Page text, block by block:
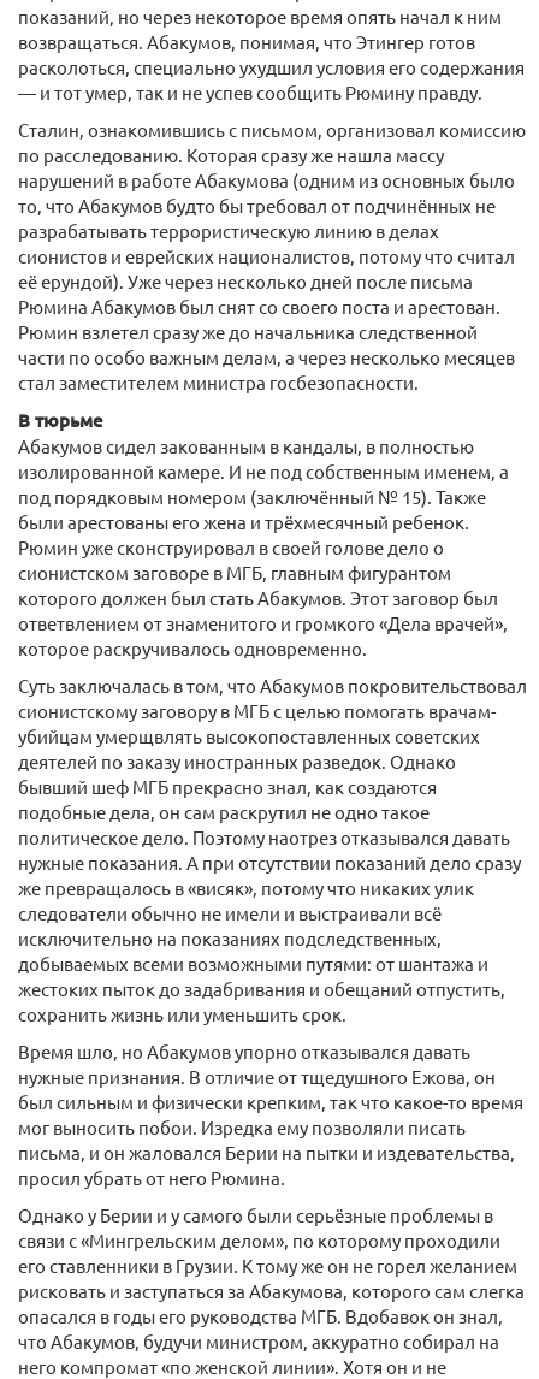
показаний, но через некоторое время опять начал к ним
возвращаться. Абакумов, понимая, что Этингер готов
расколоться, специально ухудшил условия его содержания
— и тот умер, так и не успев сообщить Рюмину правду.
Сталин, ознакомившись с письмом, организовал комиссию
по расследованию. Которая сразу же нашла массу
нарушений в работе Абакумова (одним из основных было
то, что Абакумов будто бы требовал от подчинённых не
разрабатывать террористическую линию в делах
сионистов и еврейских националистов, потому что считал
её ерундой). Уже через несколько дней после письма
Рюмина Абакумов был снят со своего поста и арестован.
Рюмин взлетел сразу же до начальника следственной
части по особо важным делам, а через несколько месяцев
стал заместителем министра госбезопасности.
В тюрьме
Абакумов сидел закованным в кандалы, в полностью
изолированной камере. И не под собственным именем, а
под порядковым номером (заключённый № 15). Также
были арестованы его жена и трёхмесячный ребенок.
Рюмин уже сконструировал в своей голове дело о
сионистском заговоре в МГБ, главным фигурантом
которого должен был стать Абакумов. Этот заговор был
ответвлением от знаменитого и громкого «Дела врачей»,
которое раскручивалось одновременно.
Суть заключалась в том, что Абакумов покровительствовал
сионистскому заговору в МГБ с целью помогать врачам-
убийцам умерщвлять высокопоставленных советских
деятелей по заказу иностранных разведок. Однако
бывший шеф МГБ прекрасно знал, как создаются
подобные дела, он сам раскрутил не одно такое
политическое дело. Поэтому наотрез отказывался давать
нужные показания. А при отсутствии показаний дело сразу
же превращалось в «висяк», потому что никаких улик
следователи обычно не имели и выстраивали всё
исключительно на показаниях подследственных,
добываемых всеми возможными путями: от шантажа и
жестоких пыток до задабривания и обещаний отпустить,
сохранить жизнь или уменьшить срок.
Время шло, но Абакумов упорно отказывался давать
нужные признания. В отличие от тщедушного Ежова, он
был сильным и физически крепким, так что какое-то время
мог выносить побои. Изредка ему позволяли писать
письма, и он жаловался Берии на пытки и издевательства,
просил убрать от него Рюмина.
Однако у Берии и у самого были серьёзные проблемы в
связи с «Мингрельским делом», по которому проходили
его ставленники в Грузии. К тому же он не горел желанием
рисковать и заступаться за Абакумова, которого сам слегка
опасался в годы его руководства МГБ. Вдобавок он знал,
что Абакумов, будучи министром, аккуратно собирал на
него компромат «по женской линии». Хотя он и не